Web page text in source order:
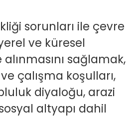
sorunları ile çevre
ve küresel
sağlamak,
çalışma koşulları,
diyaloğu, arazi
altyapı dahil